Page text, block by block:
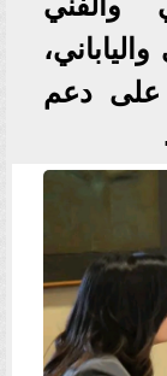
دعم